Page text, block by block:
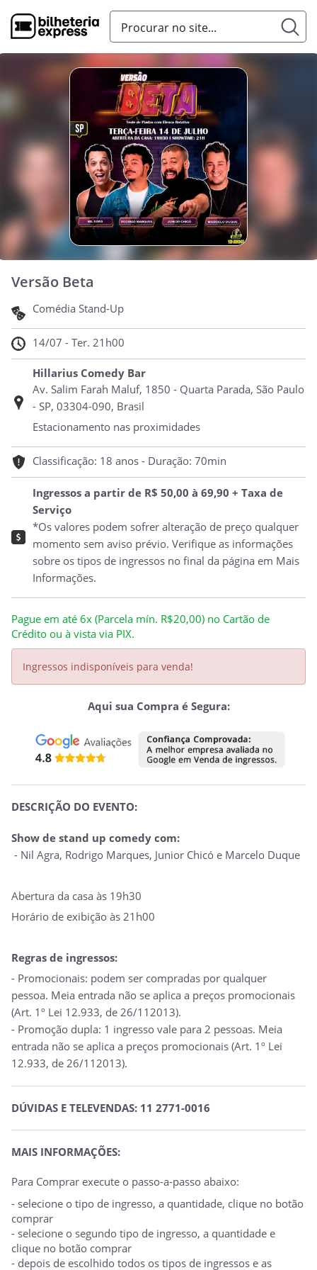
Versão Beta
Comédia Stand-Up
14/07 - Ter. 21h00
Hillarius Comedy Bar
Av. Salim Farah Maluf, 1850 - Quarta Parada, São Paulo
- SP, 03304-090, Brasil
Estacionamento nas proximidades
Classificação: 18 anos - Duração: 70min
Ingressos a partir de R$ 50,00 à 69,90 + Taxa de
Serviço
*Os valores podem sofrer alteração de preço qualquer
momento sem aviso prévio. Verifique as informações
sobre os tipos de ingressos no final da página em Mais
Informações.
Pague em até 6x (Parcela mín. R$20,00) no Cartão de
Crédito ou à vista via PIX.
Ingressos indisponíveis para venda!
Aqui sua Compra é Segura:
DESCRIÇÃO DO EVENTO:
Show de stand up comedy com:
- Nil Agra, Rodrigo Marques, Junior Chicó e Marcelo Duque
Abertura da casa às 19h30
Horário de exibição às 21h00
Regras de ingressos:
- Promocionais: podem ser compradas por qualquer
pessoa. Meia entrada não se aplica a preços promocionais
(Art. 1º Lei 12.933, de 26/112013).
- Promoção dupla: 1 ingresso vale para 2 pessoas. Meia
entrada não se aplica a preços promocionais (Art. 1º Lei
12.933, de 26/112013).
DÚVIDAS E TELEVENDAS: 11 2771-0016
MAIS INFORMAÇÕES:
Para Comprar execute o passo-a-passo abaixo:
- selecione o tipo de ingresso, a quantidade, clique no botão
comprar
- selecione o segundo tipo de ingresso, a quantidade e
clique no botão comprar
- depois de escolhido todos os tipos de ingressos e as